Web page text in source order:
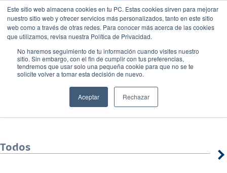
Este sitio web almacena cookies en tu PC. Estas cookies sirven para mejorar
nuestro sitio web y ofrecer servicios más personalizados, tanto en este sitio
web como a través de otras redes. Para conocer más acerca de las cookies
que utilizamos, revisa nuestra Política de Privacidad.
No haremos seguimiento de tu información cuando visites nuestro
sitio. Sin embargo, con el fin de cumplir con tus preferencias,
tendremos que usar solo una pequeña cookie para que no se te
solicite volver a tomar esta decisión de nuevo.
Aceptar Rechazar
TOYOTA
Todos